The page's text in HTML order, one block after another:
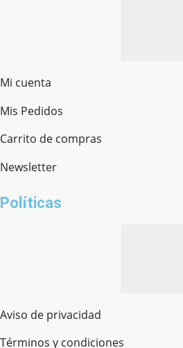
Mi cuenta
Mis Pedidos
Carrito de compras
Newsletter
Políticas
Aviso de privacidad
Términos y condiciones